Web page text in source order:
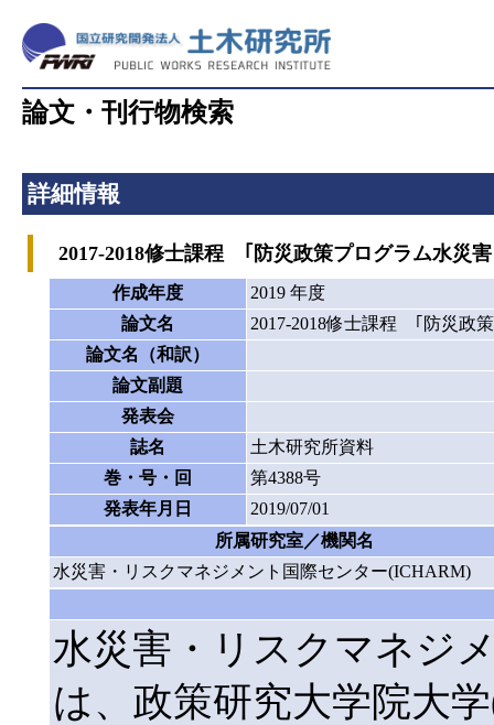
論文・刊行物検索
詳細情報
2017-2018修士課程 ｢防災政策プログラム水災
作成年度
2019 年度
論文名
2017-2018修士課程 ｢防災政
論文名（和訳）
論文副題
発表会
誌名
土木研究所資料
巻・号・回
第4388号
発表年月日
2019/07/01
所属研究室／機関名
水災害・リスクマネジメント国際センター(ICHARM)
水災害・リスクマネジ
は、政策研究大学院大